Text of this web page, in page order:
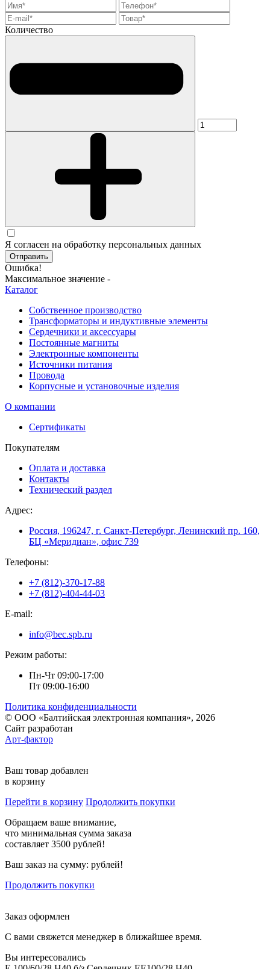
Количество
Я согласен на обработку персональных данных
Отправить
Ошибка!
Максимальное значение -
Каталог
Собственное производство
Трансформаторы и индуктивные элементы
Сердечники и аксессуары
Постоянные магниты
Электронные компоненты
Источники питания
Провода
Корпусные и установочные изделия
О компании
Сертификаты
Покупателям
Оплата и доставка
Контакты
Технический раздел
Адрес:
Россия, 196247, г. Санкт-Петербург, Ленинский пр. 160,
БЦ «Меридиан», офис 739
Телефоны:
+7 (812)-370-17-88
+7 (812)-404-44-03
E-mail:
info@bec.spb.ru
Режим работы:
Пн-Чт 09:00-17:00
Пт 09:00-16:00
Политика конфиденциальности
© ООО «Балтийская электронная компания», 2026
Сайт разработан
Арт-фактор
Ваш товар добавлен
в корзину
Перейти в корзину Продолжить покупки
Обращаем ваше внимание,
что минимальная сумма заказа
составляет 3500 рублей!
Ваш заказ на сумму: рублей!
Продолжить покупки
Заказ оформлен
С вами свяжется менеджер в ближайшее время.
Вы интересовались